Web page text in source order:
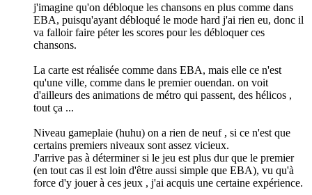
j'imagine qu'on débloque les chansons en plus comme dans
EBA, puisqu'ayant débloqué le mode hard j'ai rien eu, donc il
va falloir faire péter les scores pour les débloquer ces
chansons.
La carte est réalisée comme dans EBA, mais elle ce n'est
qu'une ville, comme dans le premier ouendan. on voit
d'ailleurs des animations de métro qui passent, des hélicos ,
tout ça ...
Niveau gameplaie (huhu) on a rien de neuf , si ce n'est que
certains premiers niveaux sont assez vicieux.
J'arrive pas à déterminer si le jeu est plus dur que le premier
(en tout cas il est loin d'être aussi simple que EBA), vu qu'à
force d'y jouer à ces jeux , j'ai acquis une certaine expérience.